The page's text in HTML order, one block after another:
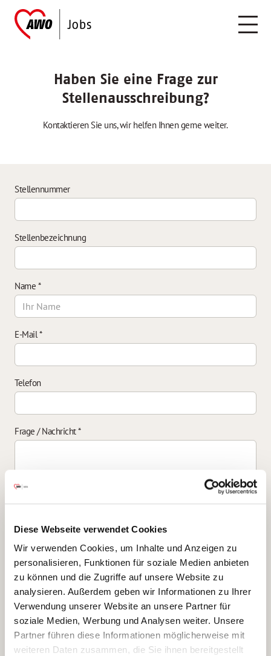
Diese Webseite verwendet Cookies
Wir verwenden Cookies, um Inhalte und Anzeigen zu
personalisieren, Funktionen für soziale Medien anbieten
zu können und die Zugriffe auf unsere Website zu
analysieren. Außerdem geben wir Informationen zu Ihrer
Verwendung unserer Website an unsere Partner für
soziale Medien, Werbung und Analysen weiter. Unsere
Partner führen diese Informationen möglicherweise mit
weiteren Daten zusammen, die Sie ihnen bereitgestellt
Haben Sie eine Frage zur
Stellenausschreibung?
Kontaktieren Sie uns, wir helfen Ihnen gerne weiter.
Stellennummer
Stellenbezeichnung
Name *
E-Mail*
Telefon
Frage / Nachricht*
Ich bin damit einverstanden, dass meine personenbezogenen Daten
ausschließlich zum Zweck der Durchführung der Kontaktanfrage
verarbeitet, auf IT- Systemen der Garitz Bewirtschaftungsbetriebe
GmbH, Heinrich-von-Kleist-Straße 2, 97688 Bad Kissingen
(Betreiber) gespeichert und an die für das Stellenangebot
verantwortliche Stelle zur Kontaktaufnahme weitergegeben
werden.
Diese Einwilligungserklärung kann ich jederzeit gegenüber dem